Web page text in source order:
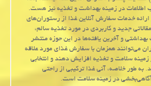
اطلاعات در زمینه بهداشت و تغذیه نیز هست.
خدمات سفارش آنلاین غذا از رستوران‌های
جدید و کاربردی در مورد تغذیه سالم،
و آخرین یافته‌ها در این حوزه منتشر
می‌توانند همزمان با سفارش غذای مورد علاقه
سلامت و تغذیه افزایش دهند و انتخابی
به طور خلاصه، آنی غذا ترکیبی از راحتی
در زمینه سلامت است.